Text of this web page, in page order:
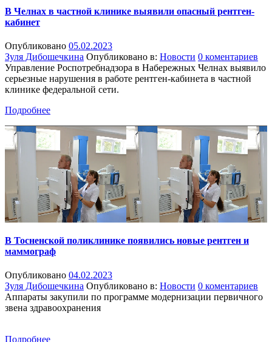
В Челнах в частной клинике выявили опасный рентген-
кабинет
Опубликовано 05.02.2023
Зуля Дибошечкина Опубликовано в: Новости 0 коментариев
Управление Роспотребнадзора в Набережных Челнах выявило
серьезные нарушения в работе рентген-кабинета в частной
клинике федеральной сети.
Подробнее
В Тосненской поликлинике появились новые рентген и
маммограф
Опубликовано 04.02.2023
Зуля Дибошечкина Опубликовано в: Новости 0 коментариев
Аппараты закупили по программе модернизации первичного
звена здравоохранения
Подробнее